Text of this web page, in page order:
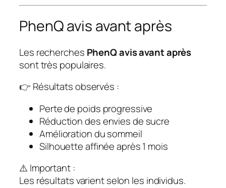
PhenQ avis avant après
Les recherches PhenQ avis avant après
sont très populaires.
👉 Résultats observés :
Perte de poids progressive
Réduction des envies de sucre
Amélioration du sommeil
Silhouette affinée après 1 mois
⚠️ Important :
Les résultats varient selon les individus.